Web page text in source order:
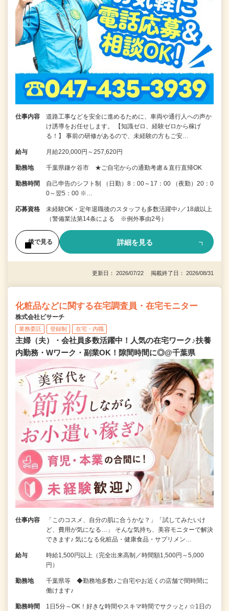
仕事内容
道路工事などを安全に進めるために、車両や通行人への声か
け誘導をお任せします。 【知識ゼロ、経験ゼロから稼げ
る！】 事前の研修があるので、未経験の方もご安…
給与 月給220,000円～257,620円
勤務地 千葉県鎌ケ谷市 ★ご自宅からの通勤考慮＆直行直帰OK
勤務時間
自己申告のシフト制 （日勤）8：00～17：00 （夜勤）20：0
0～翌5：00 ※…
応募資格
未経験OK・定年退職後のスタッフも多数活躍中♪／18歳以上
（警備業法第14条による ※例外事由2号）
後で見る 詳細を見る
更新日： 2026/07/22 掲載終了日： 2026/08/31
化粧品などに関する在宅調査員・在宅モニター
株式会社ビサーチ
業務委託 登録制 在宅・内職
主婦（夫）・会社員多数活躍中！人気の在宅ワーク♪扶養
内勤務・Wワーク・副業OK！隙間時間に◎@千葉県
仕事内容
「このコスメ、自分の肌に合うかな？」「試してみたいけ
ど、費用が気になる…」 そんな気持ち、美容モニターで解決
できます♪ 気になる化粧品・健康食品・サプリメン…
給与
時給1,500円以上（完全出来高制／時間額1,500円～5,000
円）
勤務地
千葉県等 ◆勤務地多数♪ご自宅やお近くの店舗で間時間に
働けます♪
勤務時間
1日5分～OK！好きな時間やスキマ時間でサクッと♪ ☆1日の